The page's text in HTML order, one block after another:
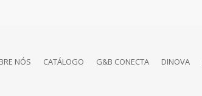
NÓS CATÁLOGO G&B CONECTA DINOVA